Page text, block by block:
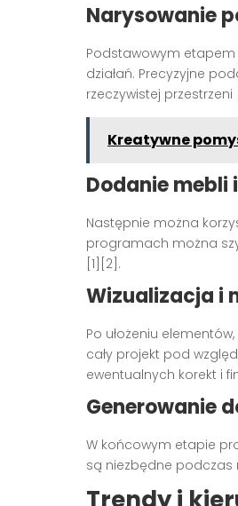
Narysowanie
Podstawowym
działań. Precyzyjne
rzeczywistej przestrzeni
Kreatywne
Dodanie mebli
Następnie można
programach można
[1][2].
Wizualizacja i
Po ułożeniu
cały projekt pod
ewentualnych korekt i
Generowanie
W końcowym etapie
są niezbędne podczas